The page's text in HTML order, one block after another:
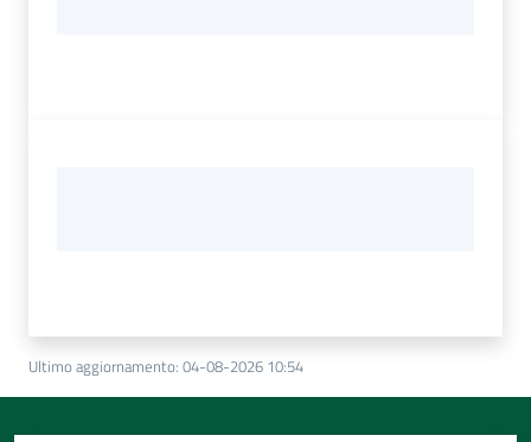
Ultimo aggiornamento: 04-08-2026 10:54